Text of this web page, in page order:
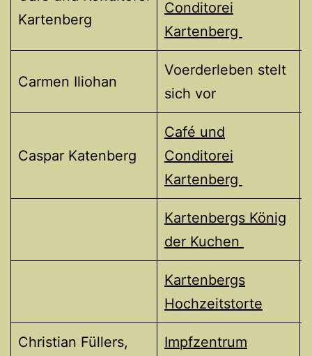
Kartenberg
Conditorei
Kartenberg
Carmen Iliohan
Voerderleben stelt
sich vor
Caspar Katenberg
Café und
Conditorei
Kartenberg
Kartenbergs König
der Kuchen
Kartenbergs
Hochzeitstorte
Christian Füllers,
Impfzentrum